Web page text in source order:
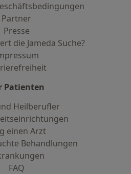
Partner
Presse
die Jameda Suche?
Patienten
Heilberufler
einen Arzt
Behandlungen
FAQ